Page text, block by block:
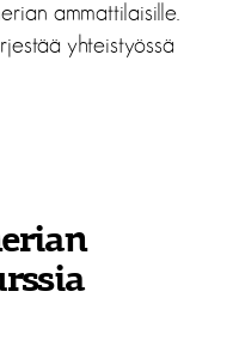
ammattilaisille.
yhteistyössä